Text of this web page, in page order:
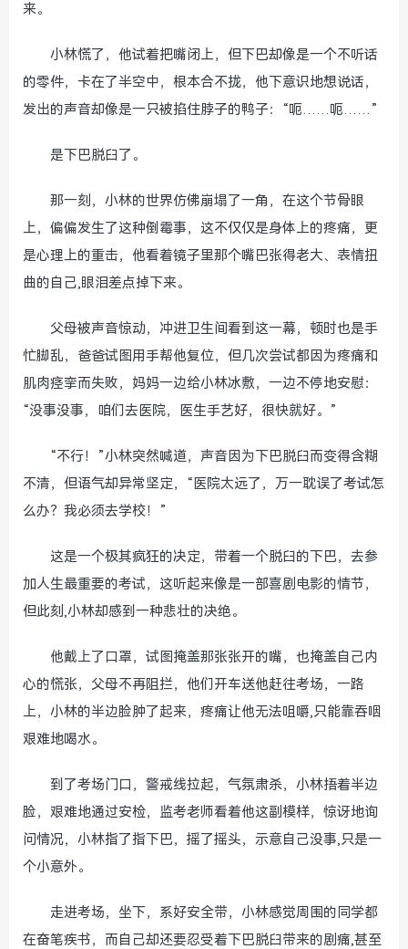
来。
小林慌了，他试着把嘴闭上，但下巴却像是一个不听话
的零件，卡在了半空中，根本合不拢，他下意识地想说话，
发出的声音却像是一只被掐住脖子的鸭子：“呃……呃……”
是下巴脱臼了。
那一刻，小林的世界仿佛崩塌了一角，在这个节骨眼
上，偏偏发生了这种倒霉事，这不仅仅是身体上的疼痛，更
是心理上的重击，他看着镜子里那个嘴巴张得老大、表情扭
曲的自己,眼泪差点掉下来。
父母被声音惊动，冲进卫生间看到这一幕，顿时也是手
忙脚乱，爸爸试图用手帮他复位，但几次尝试都因为疼痛和
肌肉痉挛而失败，妈妈一边给小林冰敷，一边不停地安慰：
“没事没事，咱们去医院，医生手艺好，很快就好。”
“不行！”小林突然喊道，声音因为下巴脱臼而变得含糊
不清，但语气却异常坚定，“医院太远了，万一耽误了考试怎
么办？我必须去学校！”
这是一个极其疯狂的决定，带着一个脱臼的下巴，去参
加人生最重要的考试，这听起来像是一部喜剧电影的情节，
但此刻,小林却感到一种悲壮的决绝。
他戴上了口罩，试图掩盖那张张开的嘴，也掩盖自己内
心的慌张，父母不再阻拦，他们开车送他赶往考场，一路
上，小林的半边脸肿了起来，疼痛让他无法咀嚼,只能靠吞咽
艰难地喝水。
到了考场门口，警戒线拉起，气氛肃杀，小林捂着半边
脸，艰难地通过安检，监考老师看着他这副模样，惊讶地询
问情况，小林指了指下巴，摇了摇头，示意自己没事,只是一
个小意外。
走进考场，坐下，系好安全带，小林感觉周围的同学都
在奋笔疾书，而自己却还要忍受着下巴脱臼带来的剧痛,甚至